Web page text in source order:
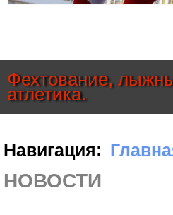
Фехтование,
атлетика.
Навигация:
НОВОСТИ